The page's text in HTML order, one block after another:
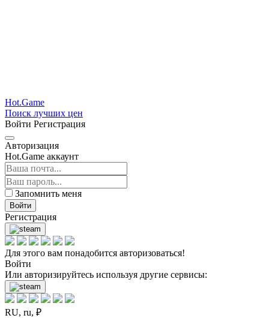
Hot.Game
Поиск лучших цен
Войти Регистрация
Авторизация
Hot.Game аккаунт
Запомнить меня
Войти
Регистрация
Для этого вам понадобится авторизоваться!
Войти
Или авторизируйтесь используя другие сервисы:
RU, ru, ₽